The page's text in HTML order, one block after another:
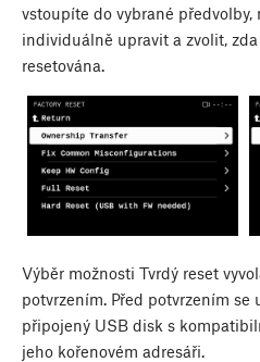
vstoupíte do vybrané
individuálně upravit a zvolit,
resetována.
Výběr možnosti Tvrdý reset
potvrzením. Před potvrzením se
připojený USB disk s
jeho kořenovém adresáři.